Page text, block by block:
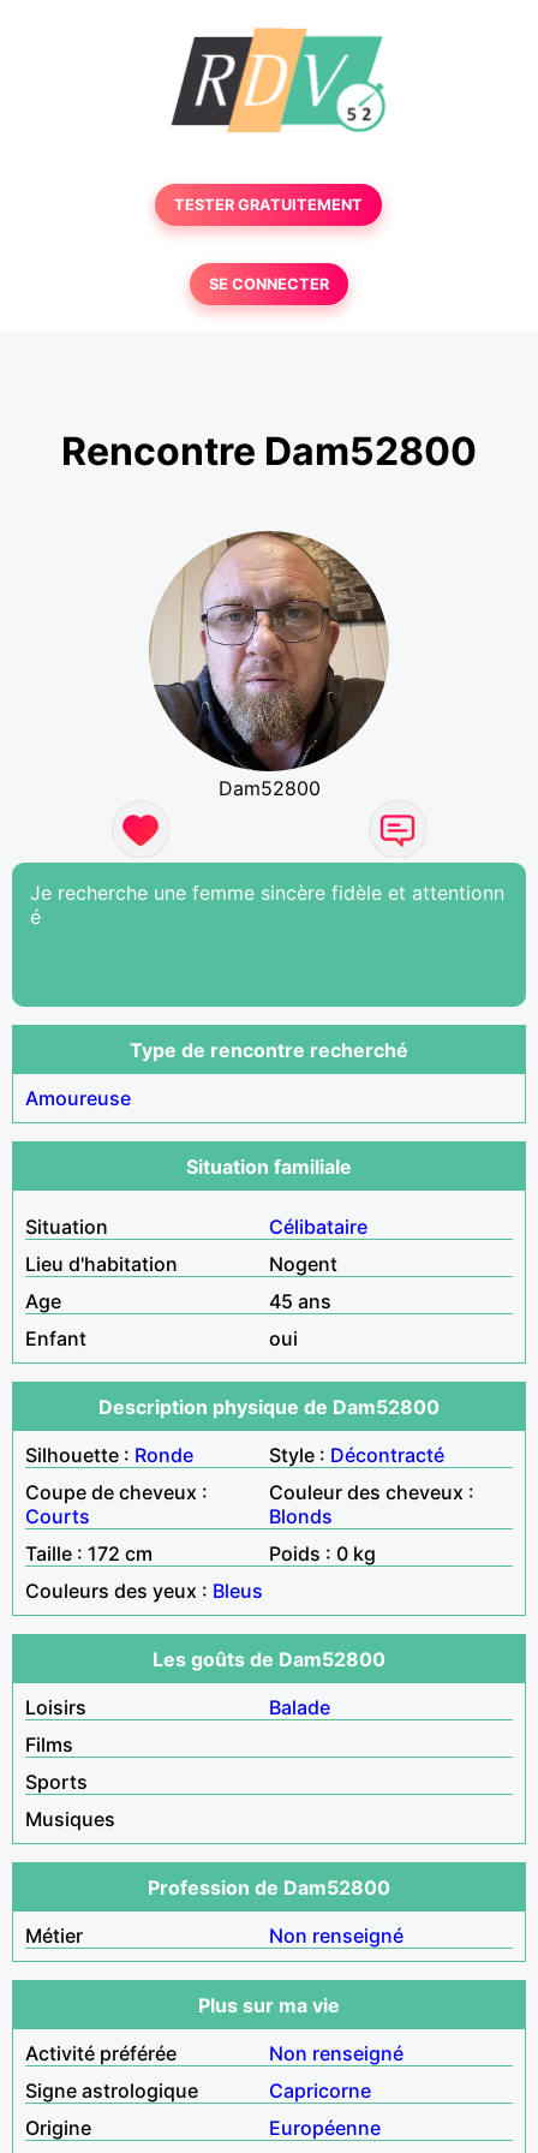
TESTER GRATUITEMENT
SE CONNECTER
Rencontre Dam52800
Dam52800
Je recherche une femme sincère fidèle et attentionn
é
Type de rencontre recherché
Amoureuse
Situation familiale
Situation
Célibataire
Lieu d'habitation
Nogent
Age
45 ans
Enfant
oui
Description physique de Dam52800
Silhouette : Ronde Style : Décontracté
Coupe de cheveux :
Courts
Couleur des cheveux :
Blonds
Taille : 172 cm
Poids : 0 kg
Couleurs des yeux : Bleus
Les goûts de Dam52800
Loisirs
Balade
Films
Sports
Musiques
Profession de Dam52800
Métier
Non renseigné
Plus sur ma vie
Activité préférée
Non renseigné
Signe astrologique
Capricorne
Origine
Européenne